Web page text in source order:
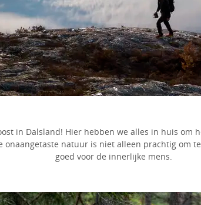
in Dalsland! Hier hebben we alles in huis om
onaangetaste natuur is niet alleen prachtig om
goed voor de innerlijke mens.